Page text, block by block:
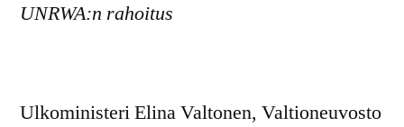
UNRWA:n rahoitus
Ulkoministeri Elina Valtonen, Valtioneuvosto